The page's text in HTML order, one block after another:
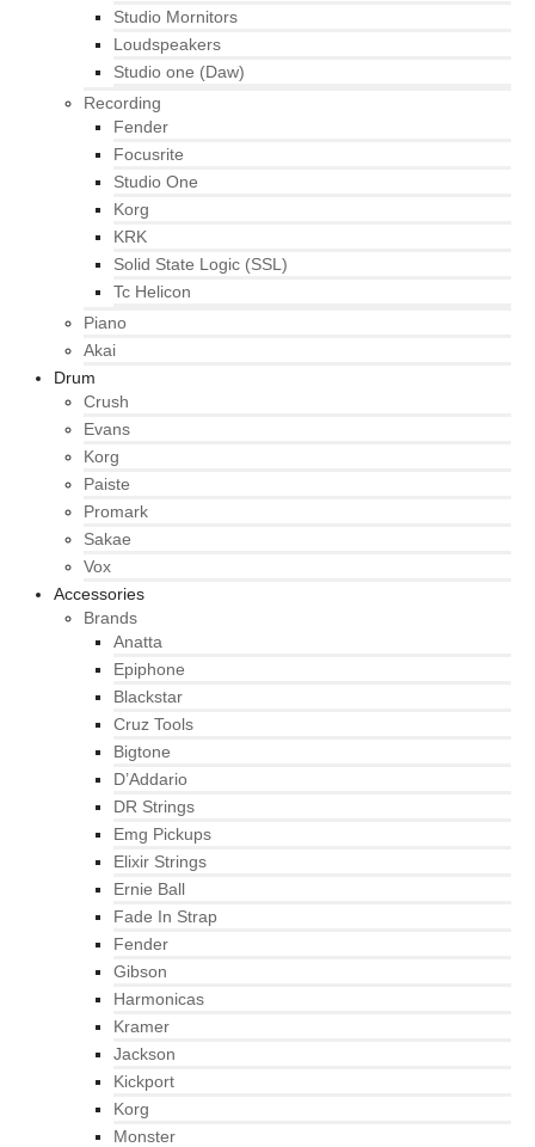
Studio Mornitors
Loudspeakers
Studio one (Daw)
Recording
Fender
Focusrite
Studio One
Korg
KRK
Solid State Logic (SSL)
Tc Helicon
Piano
Akai
Drum
Crush
Evans
Korg
Paiste
Promark
Sakae
Vox
Accessories
Brands
Anatta
Epiphone
Blackstar
Cruz Tools
Bigtone
D’Addario
DR Strings
Emg Pickups
Elixir Strings
Ernie Ball
Fade In Strap
Fender
Gibson
Harmonicas
Kramer
Jackson
Kickport
Korg
Monster